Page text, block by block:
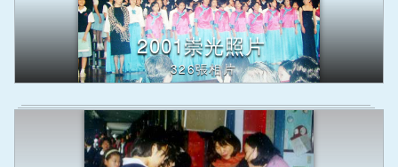
2001崇光照片
326張相片